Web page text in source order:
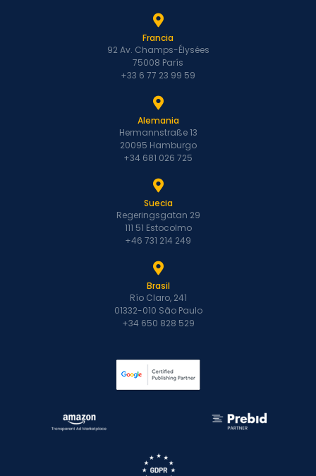
Francia
92 Av. Champs-Élysées
75008 París
+33 6 77 23 99 59
Alemania
Hermannstraße 13
20095 Hamburgo
+34 681 026 725
Suecia
Regeringsgatan 29
111 51 Estocolmo
+46 731 214 249
Brasil
Río Claro, 241
01332-010 São Paulo
+34 650 828 529